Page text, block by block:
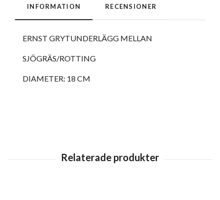
INFORMATION RECENSIONER
ERNST GRYTUNDERLÄGG MELLAN
SJÖGRÄS/ROTTING
DIAMETER: 18 CM